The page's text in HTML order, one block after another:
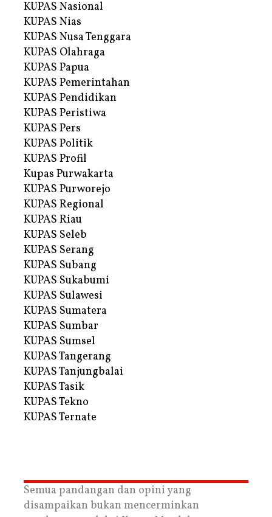
KUPAS Nasional
KUPAS Nias
KUPAS Nusa Tenggara
KUPAS Olahraga
KUPAS Papua
KUPAS Pemerintahan
KUPAS Pendidikan
KUPAS Peristiwa
KUPAS Pers
KUPAS Politik
KUPAS Profil
Kupas Purwakarta
KUPAS Purworejo
KUPAS Regional
KUPAS Riau
KUPAS Seleb
KUPAS Serang
KUPAS Subang
KUPAS Sukabumi
KUPAS Sulawesi
KUPAS Sumatera
KUPAS Sumbar
KUPAS Sumsel
KUPAS Tangerang
KUPAS Tanjungbalai
KUPAS Tasik
KUPAS Tekno
KUPAS Ternate
Semua pandangan dan opini yang
disampaikan bukan mencerminkan